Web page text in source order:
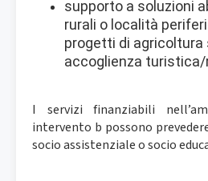
supporto a soluzioni
rurali o località
progetti di agricoltura
accoglienza
I servizi finanziabili
intervento b possono
socio assistenziale o socio